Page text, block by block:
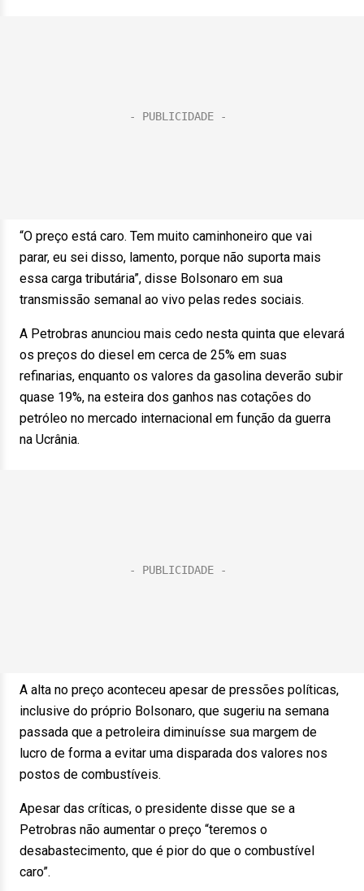
“O preço está caro. Tem muito caminhoneiro que vai
parar, eu sei disso, lamento, porque não suporta mais
essa carga tributária”, disse Bolsonaro em sua
transmissão semanal ao vivo pelas redes sociais.
A Petrobras anunciou mais cedo nesta quinta que elevará
os preços do diesel em cerca de 25% em suas
refinarias, enquanto os valores da gasolina deverão subir
quase 19%, na esteira dos ganhos nas cotações do
petróleo no mercado internacional em função da guerra
na Ucrânia.
A alta no preço aconteceu apesar de pressões políticas,
inclusive do próprio Bolsonaro, que sugeriu na semana
passada que a petroleira diminuísse sua margem de
lucro de forma a evitar uma disparada dos valores nos
postos de combustíveis.
Apesar das críticas, o presidente disse que se a
Petrobras não aumentar o preço “teremos o
desabastecimento, que é pior do que o combustível
caro”.